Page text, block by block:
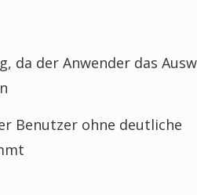
da der Anwender das
Benutzer ohne deutliche